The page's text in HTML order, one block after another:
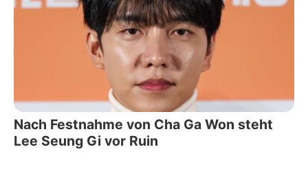
Nach Festnahme von Cha Ga Won steht
Lee Seung Gi vor Ruin